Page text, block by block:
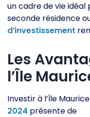
un cadre de vie idéal
seconde résidence
d’investissement
Les
l’Île
Investir à l’Île
2024 présente de